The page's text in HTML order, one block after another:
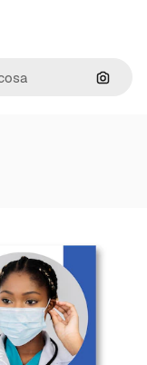
Cerca